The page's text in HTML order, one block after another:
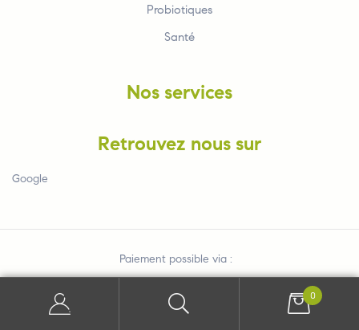
Probiotiques
Santé
Nos services
Retrouvez nous sur
Google
Paiement possible via :
0